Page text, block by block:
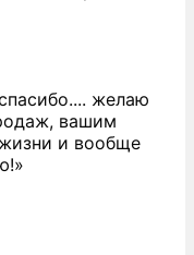
желаю
вашим
и вообще